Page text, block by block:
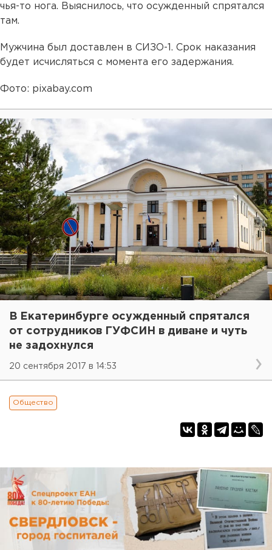
чья-то нога. Выяснилось, что осужденный спрятался
там.
Мужчина был доставлен в СИЗО-1. Срок наказания
будет исчисляться с момента его задержания.
Фото: pixabay.com
В Екатеринбурге осужденный спрятался
от сотрудников ГУФСИН в диване и чуть
не задохнулся
20 сентября 2017 в 14:53
Общество